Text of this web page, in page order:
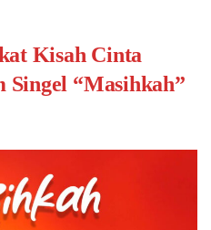
Kisah Cinta
Singel “Masihkah”